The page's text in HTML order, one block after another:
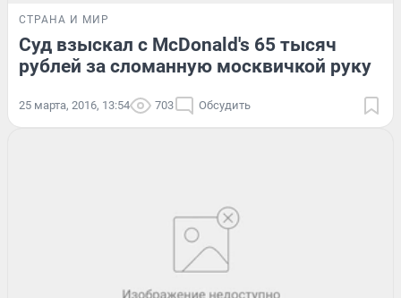
СТРАНА И МИР
Суд взыскал с McDonald's 65 тысяч
рублей за сломанную москвичкой руку
25 марта, 2016, 13:54 703 Обсудить